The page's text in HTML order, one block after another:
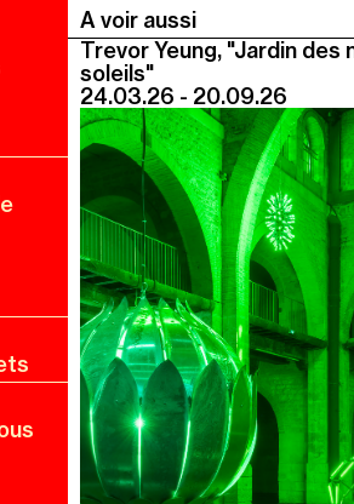
A voir aussi
Trevor Yeung, "Jardin des
soleils"
24.03.26 - 20.09.26